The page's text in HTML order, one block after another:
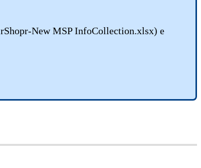
-New MSP InfoCollection.xlsx) e